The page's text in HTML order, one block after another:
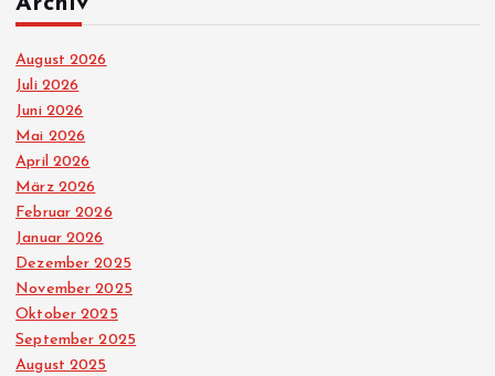
August 2026
Juli 2026
Juni 2026
Mai 2026
April 2026
März 2026
Februar 2026
Januar 2026
Dezember 2025
November 2025
Oktober 2025
September 2025
August 2025